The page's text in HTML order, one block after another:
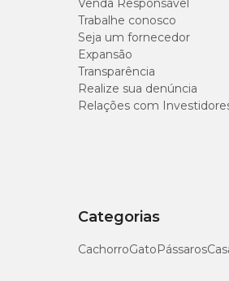
Bromélias e Orquídeas são
Na Cobasi, você encontra o
Venda Responsável
Trabalhe conosco
Seja um fornecedor
Expansão
Transparência
Realize sua denúncia
Relações com
Categorias
CachorroGatoPássaros